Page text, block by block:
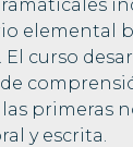
elemental
curso
primeras
y escrita.